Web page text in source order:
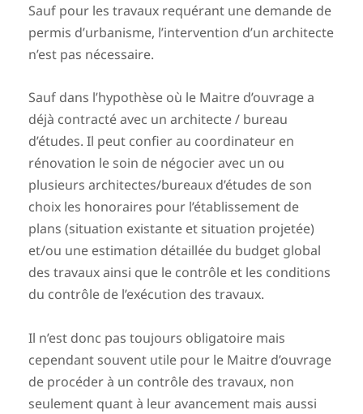
Sauf pour les travaux requérant une demande de
permis d’urbanisme, l’intervention d’un architecte
n’est pas nécessaire.
Sauf dans l’hypothèse où le Maitre d’ouvrage a
déjà contracté avec un architecte / bureau
d’études. Il peut confier au coordinateur en
rénovation le soin de négocier avec un ou
plusieurs architectes/bureaux d’études de son
choix les honoraires pour l’établissement de
plans (situation existante et situation projetée)
et/ou une estimation détaillée du budget global
des travaux ainsi que le contrôle et les conditions
du contrôle de l’exécution des travaux.
Il n’est donc pas toujours obligatoire mais
cependant souvent utile pour le Maitre d’ouvrage
de procéder à un contrôle des travaux, non
seulement quant à leur avancement mais aussi